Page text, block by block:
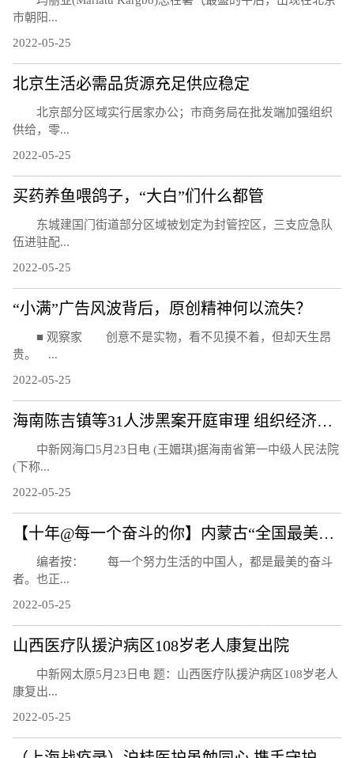
市朝阳...
2022-05-25
北京生活必需品货源充足供应稳定
北京部分区域实行居家办公；市商务局在批发端加强组织
供给，零...
2022-05-25
买药养鱼喂鸽子，“大白”们什么都管
东城建国门街道部分区域被划定为封管控区，三支应急队
伍进驻配...
2022-05-25
“小满”广告风波背后，原创精神何以流失？
■ 观察家 创意不是实物，看不见摸不着，但却天生昂
贵。 ...
2022-05-25
海南陈吉镇等31人涉黑案开庭审理 组织经济收入达3亿元
中新网海口5月23日电 (王媚琪)据海南省第一中级人民法院
(下称...
2022-05-25
【十年@每一个奋斗的你】内蒙古“全国最美家庭”：为家乡添彩 为“绿色”赋能
编者按： 每一个努力生活的中国人，都是最美的奋斗
者。也正...
2022-05-25
山西医疗队援沪病区108岁老人康复出院
中新网太原5月23日电 题：山西医疗队援沪病区108岁老人
康复出...
2022-05-25